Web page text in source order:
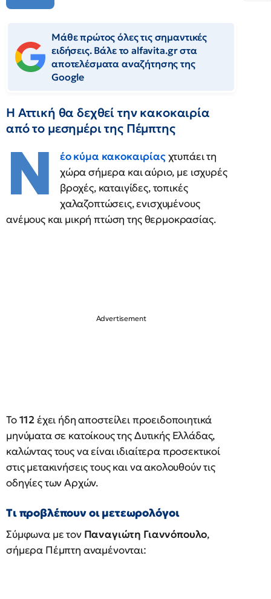
Μάθε πρώτος όλες τις σημαντικές
ειδήσεις. Βάλε το alfavita.gr στα
αποτελέσματα αναζήτησης της
Google
Η Αττική θα δεχθεί την κακοκαιρία
από το μεσημέρι της Πέμπτης
Ν έο κύμα κακοκαιρίαςχτυπάει τη
χώρα σήμερα και αύριο, με ισχυρές
βροχές, καταιγίδες, τοπικές
χαλαζοπτώσεις, ενισχυμένους
ανέμους και μικρή πτώση της θερμοκρασίας.
Το112έχει ήδη αποστείλει προειδοποιητικά
μηνύματα σε κατοίκους της Δυτικής Ελλάδας,
καλώντας τους να είναι ιδιαίτερα προσεκτικοί
στις μετακινήσεις τους και να ακολουθούν τις
οδηγίες των Αρχών.
Τι προβλέπουν οι μετεωρολόγοι
Σύμφωνα με τον Παναγιώτη Γιαννόπουλο,
σήμερα Πέμπτη αναμένονται: